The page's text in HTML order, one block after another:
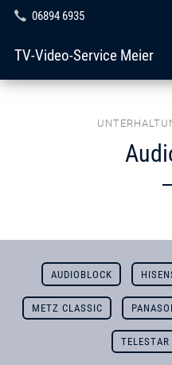
06894 6935
TV-Video-Service Meier
AUDIOBLOCK
METZ CLASSIC
TELESTAR